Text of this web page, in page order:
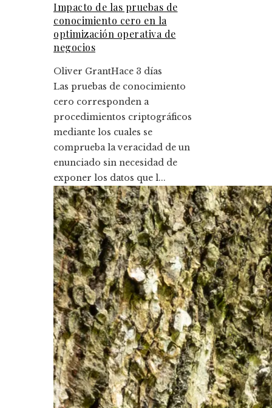
Impacto de las pruebas de
conocimiento cero en la
optimización operativa de
negocios
Oliver GrantHace 3 días
Las pruebas de conocimiento
cero corresponden a
procedimientos criptográficos
mediante los cuales se
comprueba la veracidad de un
enunciado sin necesidad de
exponer los datos que l...